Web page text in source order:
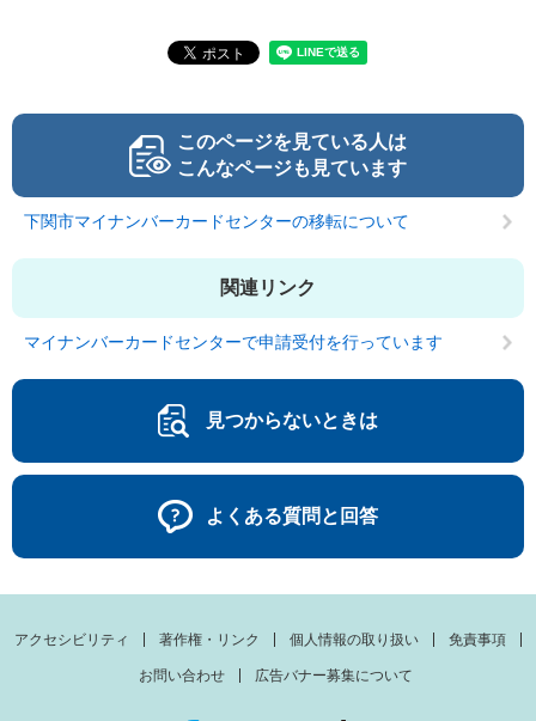
このページを見ている人は
こんなページも見ています
下関市マイナンバーカードセンターの移転について
関連リンク
マイナンバーカードセンターで申請受付を行っています
見つからないときは
よくある質問と回答
アクセシビリティ 著作権・リンク 個人情報の取り扱い 免責事項
お問い合わせ 広告バナー募集について